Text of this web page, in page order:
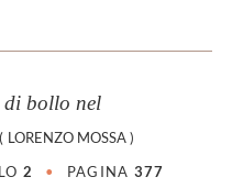
di bollo nel
( LORENZO MOSSA )
2 • PAGINA 377